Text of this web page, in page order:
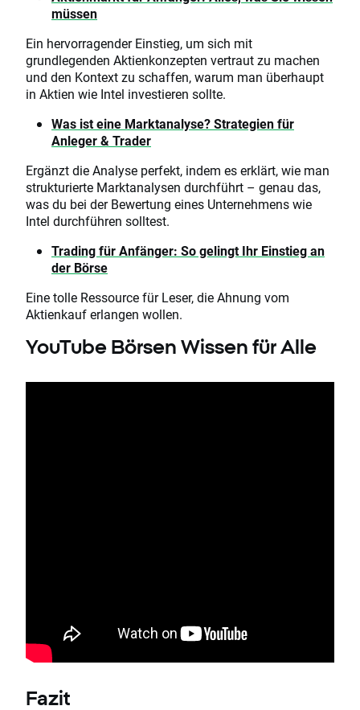
müssen
Ein hervorragender Einstieg, um sich mit
grundlegenden Aktienkonzepten vertraut zu machen
und den Kontext zu schaffen, warum man überhaupt
in Aktien wie Intel investieren sollte.
Was ist eine Marktanalyse? Strategien für
Anleger & Trader
Ergänzt die Analyse perfekt, indem es erklärt, wie man
strukturierte Marktanalysen durchführt – genau das,
was du bei der Bewertung eines Unternehmens wie
Intel durchführen solltest.
Trading für Anfänger: So gelingt Ihr Einstieg an
der Börse
Eine tolle Ressource für Leser, die Ahnung vom
Aktienkauf erlangen wollen.
YouTube Börsen Wissen für Alle
Fazit